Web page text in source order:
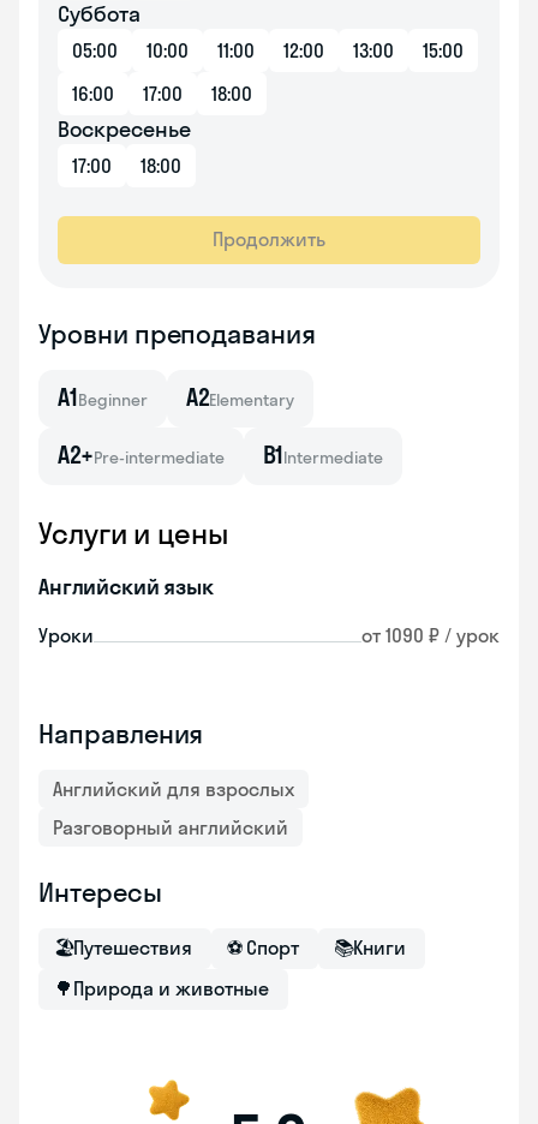
Суббота
05:00 10:00 11:00 12:00 13:00
15:00
16:00
17:00 18:00
Воскресенье
17:00 18:00
Продолжить
Уровни преподавания
A1Beginner A2Elementary
A2+Pre-intermediate B1Intermediate
Услуги и цены
Английский язык
Уроки от 1090 ₽ / урок
Направления
Английский для взрослых
Разговорный английский
Интересы
🏖Путешествия ⚽ Спорт 📚Книги
🌳 Природа и животные